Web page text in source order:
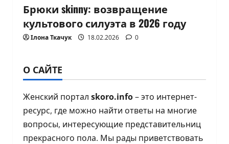
Брюки skinny: возвращение
культового силуэта в 2026 году
Ілона Ткачук 18.02.2026 0
О САЙТЕ
Женский портал skoro.info– это интернет-
ресурс, где можно найти ответы на многие
вопросы, интересующие представительниц
прекрасного пола. Мы рады приветствовать